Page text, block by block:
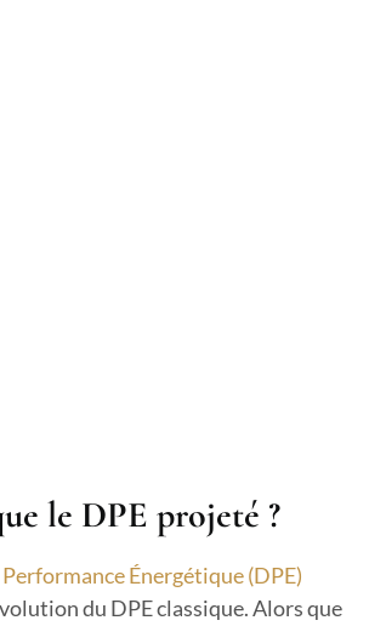
le DPE projeté ?
Énergétique (DPE)
du DPE classique. Alors que